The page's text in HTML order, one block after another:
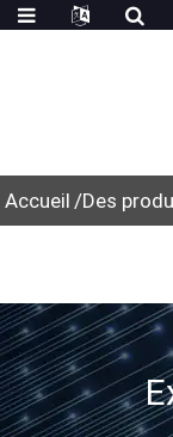
Accueil Des